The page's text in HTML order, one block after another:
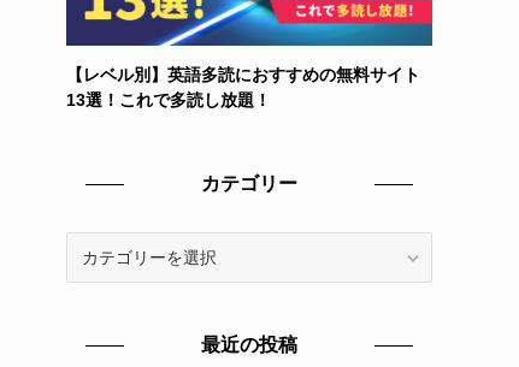
【レベル別】英語多読におすすめの無料サイト
13選！これで多読し放題！
カテゴリー
最近の投稿